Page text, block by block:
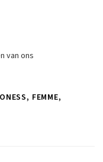
van ons
FEMME,